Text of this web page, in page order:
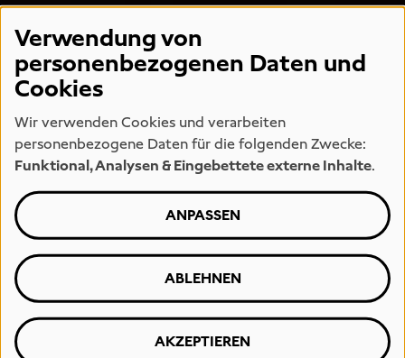
Verwendung von
personenbezogenen Daten und
Cookies
Wir verwenden Cookies und verarbeiten
personenbezogene Daten für die folgenden Zwecke:
Funktional, Analysen & Eingebettete externe Inhalte.
ANPASSEN
ABLEHNEN
AKZEPTIEREN